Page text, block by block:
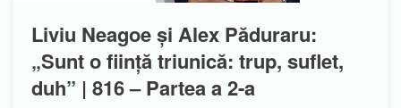
Liviu Neagoe și Alex Păduraru:
„Sunt o ființă triunică: trup, suflet,
duh” | 816 – Partea a 2-a